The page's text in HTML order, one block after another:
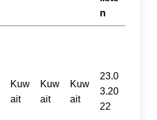
n
Kuw
ait
Kuw
ait
Kuw
ait
23.0
3.20
22